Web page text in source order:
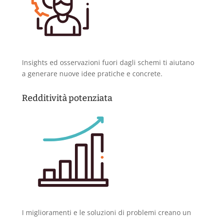
Insights ed osservazioni fuori dagli schemi ti aiutano
a generare nuove idee pratiche e concrete.
Redditività potenziata
I miglioramenti e le soluzioni di problemi creano un